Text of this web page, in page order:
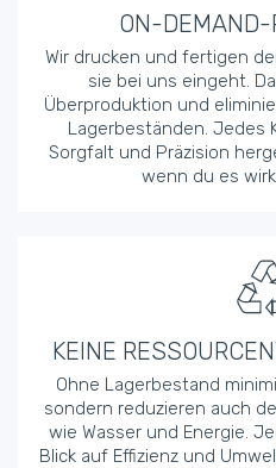
ON-DEMAND-
Wir drucken und fertigen
sie bei uns eingeht.
Überproduktion und
Lagerbeständen. Jedes
Sorgfalt und Präzision
wenn du es
KEINE
Ohne Lagerbestand
sondern reduzieren auch
wie Wasser und Energie.
Blick auf Effizienz und